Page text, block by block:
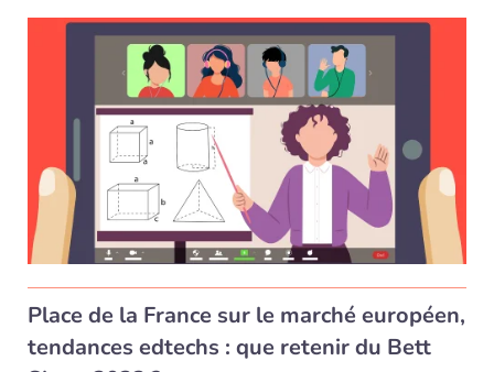
Place de la France sur le marché européen,
tendances edtechs : que retenir du Bett